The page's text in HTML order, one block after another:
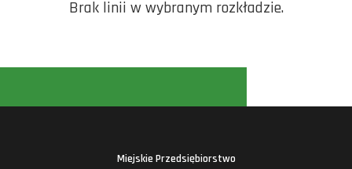
Brak linii w wybranym rozkładzie.
Miejskie Przedsiębiorstwo